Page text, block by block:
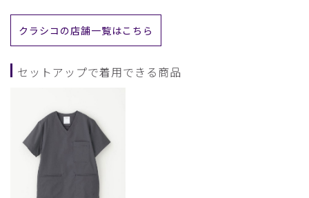
クラシコの店舗一覧はこちら
セットアップで着用できる商品